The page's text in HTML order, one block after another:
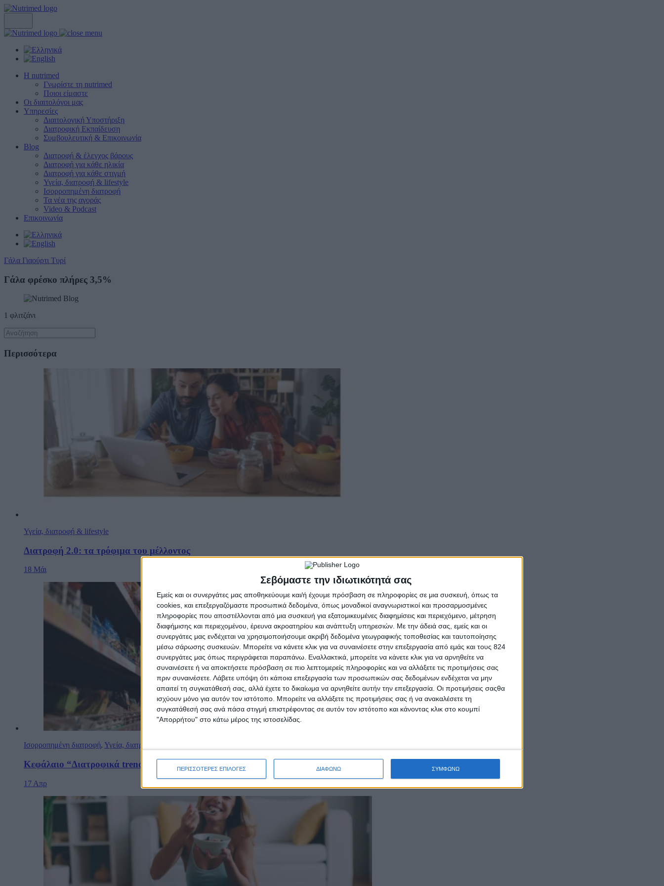
Σεβόμαστε την ιδιωτικότητά σας
Εμείς και οι συνεργάτες μας αποθηκεύουμε και/ή έχουμε πρόσβαση σε πληροφορίες σε μια συσκευή, όπως τα
cookies, και επεξεργαζόμαστε προσωπικά δεδομένα, όπως μοναδικοί αναγνωριστικοί και προσαρμοσμένες
πληροφορίες που αποστέλλονται από μια συσκευή για εξατομικευμένες διαφημίσεις και περιεχόμενο, μέτρηση
διαφήμισης και περιεχομένου, έρευνα ακροατηρίου και ανάπτυξη υπηρεσιών. Με την άδειά σας, εμείς και οι
συνεργάτες μας ενδέχεται να χρησιμοποιήσουμε ακριβή δεδομένα γεωγραφικής τοποθεσίας και ταυτοποίησης
μέσω σάρωσης συσκευών. Μπορείτε να κάνετε κλικ για να συναινέσετε στην επεξεργασία από εμάς και τους 824
συνεργάτες μας όπως περιγράφεται παραπάνω. Εναλλακτικά, μπορείτε να κάνετε κλικ για να αρνηθείτε να
συναινέσετε ή να αποκτήσετε πρόσβαση σε πιο λεπτομερείς πληροφορίες και να αλλάξετε τις προτιμήσεις σας
πριν συναινέσετε. Λάβετε υπόψη ότι κάποια επεξεργασία των προσωπικών σας δεδομένων ενδέχεται να μην
απαιτεί τη συγκατάθεσή σας, αλλά έχετε το δικαίωμα να αρνηθείτε αυτήν την επεξεργασία. Οι προτιμήσεις σαςθα
ισχύουν μόνο για αυτόν τον ιστότοπο. Μπορείτε να αλλάξετε τις προτιμήσεις σας ή να ανακαλέσετε τη
συγκατάθεσή σας ανά πάσα στιγμή επιστρέφοντας σε αυτόν τον ιστότοπο και κάνοντας κλικ στο κουμπί
"Απορρήτου" στο κάτω μέρος της ιστοσελίδας.
ΠΕΡΙΣΣΟΤΕΡΕΣ ΕΠΙΛΟΓΕΣ ΔΙΑΦΩΝΩ ΣΥΜΦΩΝΩ
Η nutrimed
Γνωρίστε τη nutrimed
Ποιοι είμαστε
Οι διαιτολόγοι μας
Υπηρεσίες
Διαιτολογική Υποστήριξη
Διατροφική Εκπαίδευση
Συμβουλευτική & Επικοινωνία
Blog
Διατροφή & έλεγχος βάρους
Διατροφή για κάθε ηλικία
Διατροφή για κάθε στιγμή
Υγεία, διατροφή & lifestyle
Ισορροπημένη διατροφή
Τα νέα της αγοράς
Video & Podcast
Επικοινωνία
Γάλα Γιαούρτι Τυρί
Γάλα φρέσκο πλήρες 3,5%
1 φλιτζάνι
Περισσότερα
Υγεία, διατροφή & lifestyle
Διατροφή 2.0: τα τρόφιμα του μέλλοντος
18 Μάι
Ισορροπημένη διατροφή, Υγεία, διατροφή & lifestyle
Κεφάλαιο “Διατροφικά trends”: zoοm στα προϊόντα high protein
17 Απρ